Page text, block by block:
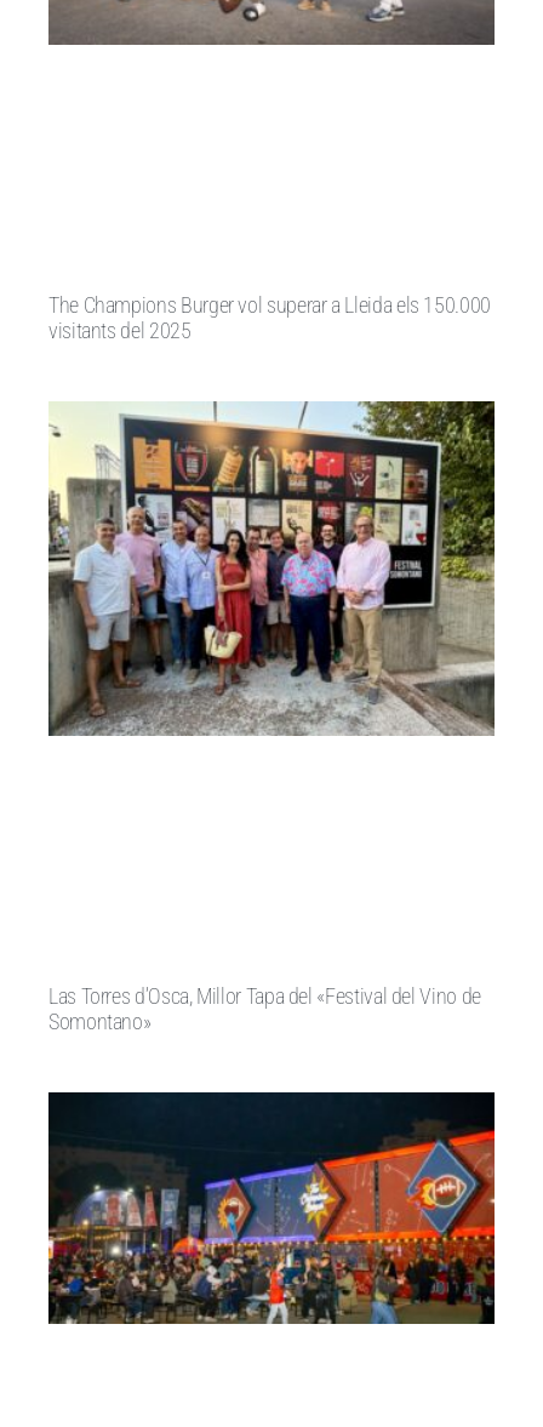
The Champions Burger vol superar a Lleida els 150.000
visitants del 2025
Las Torres d’Osca, Millor Tapa del «Festival del Vino de
Somontano»